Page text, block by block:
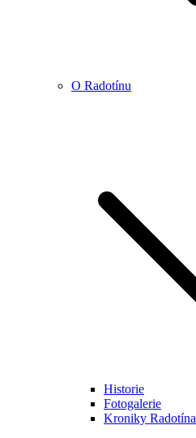
O Radotínu
Historie
Fotogalerie
Kroniky Radotína